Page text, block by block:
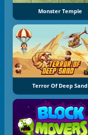
Monster Temple
Terror Of Deep Sand